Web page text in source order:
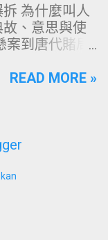
質） 。 💡 生
然的牙齒本來
越半透明，
損變薄、或是
人工美白處
往往代表著
濕頭髮，下
接抹在頭皮
了一連串破
為你解構正確
洗（Pre-
NT策略家的
為什麼叫人
、意思與使
案到唐代賭局
史真相、心理
意思與語境
二：古代貨幣
READ MORE »